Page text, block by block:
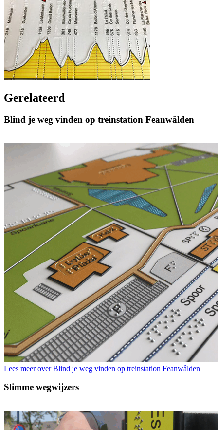
Gerelateerd
Blind je weg vinden op treinstation Feanwâlden
Lees meer over Blind je weg vinden op treinstation Feanwâlden
Slimme wegwijzers